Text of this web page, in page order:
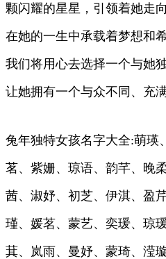
颗闪耀的星星，引领着她走
在她的一生中承载着梦想和
我们将用心去选择一个与她
让她拥有一个与众不同、充
兔年独特女孩名字大全:萌瑛
茗、紫姗、琼语、韵芊、晚
茜、淑妤、初芝、伊淇、盈
瑾、媛茗、蒙艺、奕瑗、琼
萁、岚雨、曼妤、蒙琦、滢